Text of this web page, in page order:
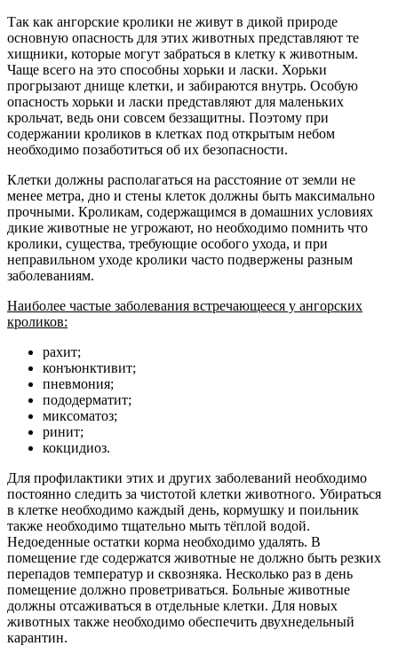
Так как ангорские кролики не живут в дикой природе
основную опасность для этих животных представляют те
хищники, которые могут забраться в клетку к животным.
Чаще всего на это способны хорьки и ласки. Хорьки
прогрызают днище клетки, и забираются внутрь. Особую
опасность хорьки и ласки представляют для маленьких
крольчат, ведь они совсем беззащитны. Поэтому при
содержании кроликов в клетках под открытым небом
необходимо позаботиться об их безопасности.
Клетки должны располагаться на расстояние от земли не
менее метра, дно и стены клеток должны быть максимально
прочными. Кроликам, содержащимся в домашних условиях
дикие животные не угрожают, но необходимо помнить что
кролики, существа, требующие особого ухода, и при
неправильном уходе кролики часто подвержены разным
заболеваниям.
Наиболее частые заболевания встречающееся у ангорских
кроликов:
рахит;
конъюнктивит;
пневмония;
пододерматит;
миксоматоз;
ринит;
кокцидиоз.
Для профилактики этих и других заболеваний необходимо
постоянно следить за чистотой клетки животного. Убираться
в клетке необходимо каждый день, кормушку и поильник
также необходимо тщательно мыть тёплой водой.
Недоеденные остатки корма необходимо удалять. В
помещение где содержатся животные не должно быть резких
перепадов температур и сквозняка. Несколько раз в день
помещение должно проветриваться. Больные животные
должны отсаживаться в отдельные клетки. Для новых
животных также необходимо обеспечить двухнедельный
карантин.